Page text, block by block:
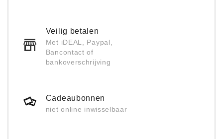
Veilig betalen
Met iDEAL, Paypal,
Bancontact of
bankoverschrijving
Cadeaubonnen
niet online inwisselbaar